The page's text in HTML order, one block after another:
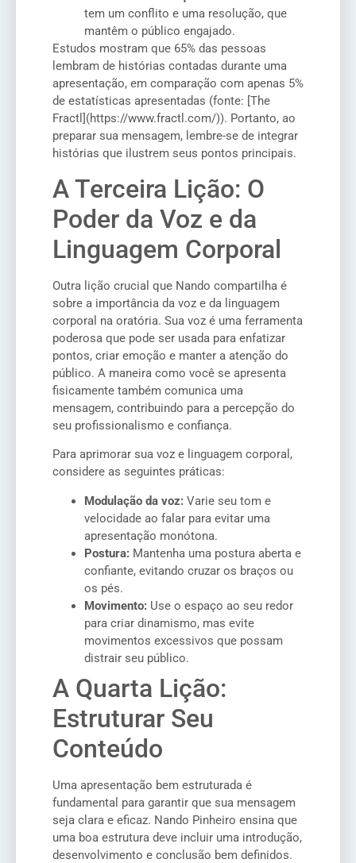
tem um conflito e uma resolução, que
mantêm o público engajado.
Estudos mostram que 65% das pessoas
lembram de histórias contadas durante uma
apresentação, em comparação com apenas 5%
de estatísticas apresentadas (fonte: [The
Fractl](https://www.fractl.com/)). Portanto, ao
preparar sua mensagem, lembre-se de integrar
histórias que ilustrem seus pontos principais.
A Terceira Lição: O
Poder da Voz e da
Linguagem Corporal
Outra lição crucial que Nando compartilha é
sobre a importância da voz e da linguagem
corporal na oratória. Sua voz é uma ferramenta
poderosa que pode ser usada para enfatizar
pontos, criar emoção e manter a atenção do
público. A maneira como você se apresenta
fisicamente também comunica uma
mensagem, contribuindo para a percepção do
seu profissionalismo e confiança.
Para aprimorar sua voz e linguagem corporal,
considere as seguintes práticas:
Modulação da voz: Varie seu tom e
velocidade ao falar para evitar uma
apresentação monótona.
Postura: Mantenha uma postura aberta e
confiante, evitando cruzar os braços ou
os pés.
Movimento: Use o espaço ao seu redor
para criar dinamismo, mas evite
movimentos excessivos que possam
distrair seu público.
A Quarta Lição:
Estruturar Seu
Conteúdo
Uma apresentação bem estruturada é
fundamental para garantir que sua mensagem
seja clara e eficaz. Nando Pinheiro ensina que
uma boa estrutura deve incluir uma introdução,
desenvolvimento e conclusão bem definidos.